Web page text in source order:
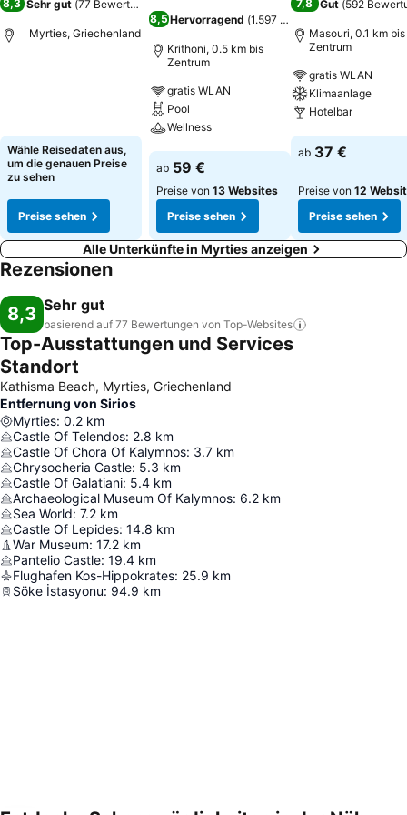
8,3 Sehr gut (77 Bewertungen
Myrties, Griechenland
Wähle Reisedaten aus,
um die genauen Preise
zu sehen
Preise sehen
8,5Hervorragend (1.597 Bewertungen
Krithoni, 0.5 km bis
Zentrum
gratis WLAN
Pool
Wellness
Preise sehen
ab 59 €
Preise von 13 Websites
Preise sehen
7,8 Gut (592
Masouri, 0.1 km bis
Zentrum
gratis WLAN
Klimaanlage
Hotelbar
Preise sehen
ab 37 €
Preise von 12
Preise sehen
Alle Unterkünfte in Myrties anzeigen
Rezensionen
8,3 Sehr gut
basierend auf 77 Bewertungen von Top-Websites
Top-Ausstattungen und Services
Standort
Kathisma Beach, Myrties, Griechenland
Entfernung von Sirios
Myrties: 0.2 km
Castle Of Telendos: 2.8 km
Castle Of Chora Of Kalymnos: 3.7 km
Chrysocheria Castle: 5.3 km
Castle Of Galatiani: 5.4 km
Archaeological Museum Of Kalymnos: 6.2 km
Sea World: 7.2 km
Castle Of Lepides: 14.8 km
War Museum: 17.2 km
Pantelio Castle: 19.4 km
Flughafen Kos-Hippokrates: 25.9 km
Söke İstasyonu: 94.9 km